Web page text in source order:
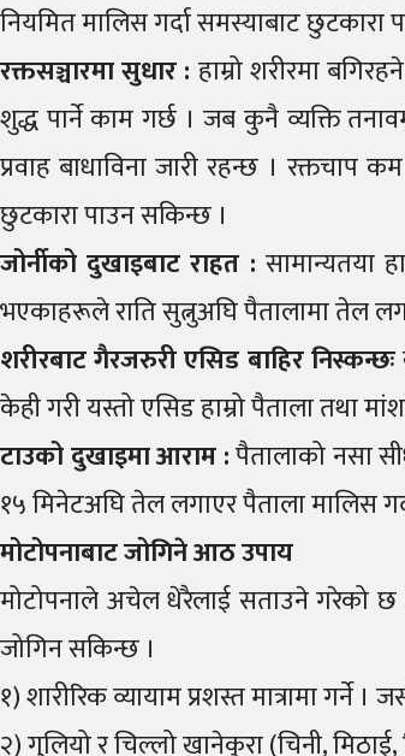
नियमित मालिस गर्दा समस्याबाट छुटकारा
रक्तसञ्चारमासुधार: हाम्रो शरीरमा
शुद्ध पार्ने काम गर्छ । जब कुनै व्यक्ति
प्रवाह बाधाविना जारी रहन्छ ।
छुटकारा पाउन सकिन्छ ।
जोर्नीकोदुखाइबाटराहत : सामान्यतया
भएकाहरूले राति सुत्नुअघि पैतालामा तेल
शरीरबाटगैरजरुरीएसिडबाहिरनिस्कन्छः
केही गरी यस्तो एसिड हाम्रो पैताला तथा
टाउकोदुखाइमाआराम:पैतालाको नसा
१५ मिनेटअघि तेल लगाएर पैताला मालिस
मोटोपनाबाटजोगिनेआठउपाय
मोटोपनाले अचेल धेरैलाई सताउने गरेको छ
जोगिन सकिन्छ ।
१) शारीरिक व्यायाम प्रशस्त मात्रामा
२) गुलियो र चिल्लो खानेकुरा (चिनी,